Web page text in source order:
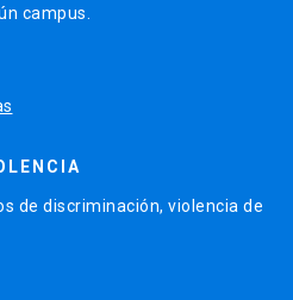
campus.
de discriminación, violencia de